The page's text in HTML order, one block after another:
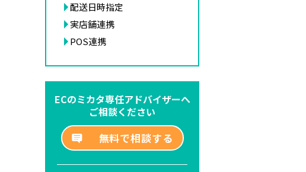
配送日時指定
実店舗連携
POS連携
ECのミカタ専任アドバイザーへ
ご相談ください
無料で相談する